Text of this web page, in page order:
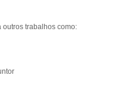
trabalhos como: